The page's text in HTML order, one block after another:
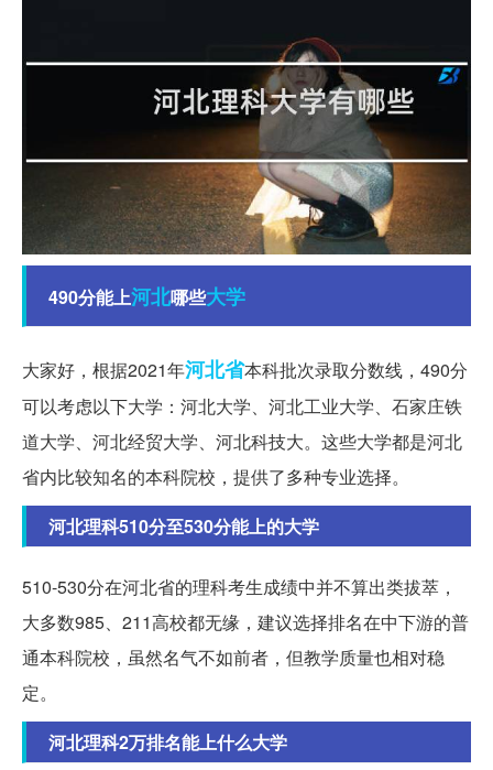
490分能上河北哪些大学
大家好，根据2021年河北省本科批次录取分数线，490分
可以考虑以下大学：河北大学、河北工业大学、石家庄铁
道大学、河北经贸大学、河北科技大。这些大学都是河北
省内比较知名的本科院校，提供了多种专业选择。
河北理科510分至530分能上的大学
510-530分在河北省的理科考生成绩中并不算出类拔萃，
大多数985、211高校都无缘，建议选择排名在中下游的普
通本科院校，虽然名气不如前者，但教学质量也相对稳
定。
河北理科2万排名能上什么大学